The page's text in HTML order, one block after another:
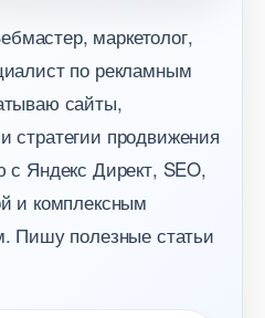
маркетолог,
по рекламным
сайты,
стратегии продвижения
с Яндекс Директ, SEO,
и комплексным
Пишу полезные статьи